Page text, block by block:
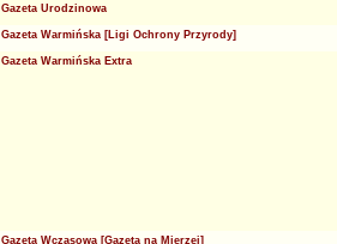
Gazeta Urodzinowa
Gazeta Warmińska [Ligi Ochrony Przyrody]
Gazeta Warmińska Extra
Gazeta Wczasowa [Gazeta na Mierzei]